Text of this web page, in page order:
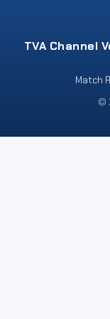
TVA Channel
Match
©